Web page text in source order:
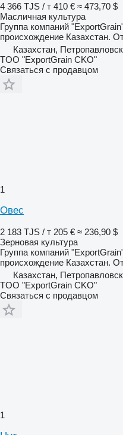
4 366 TJS / т 410 € ≈ 473,70 $
Масличная культура
Группа компаний
происхождение Казахстан.
Казахстан, Петропавловск
TOO "ExportGrain CKO"
Связаться с продавцом
1
Овес
2 183 TJS / т 205 € ≈ 236,90 $
Зерновая культура
Группа компаний
происхождение Казахстан.
Казахстан, Петропавловск
TOO "ExportGrain CKO"
Связаться с продавцом
1